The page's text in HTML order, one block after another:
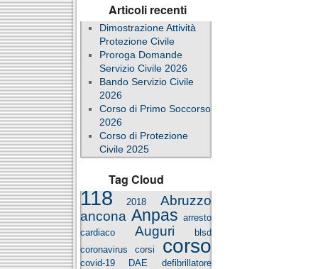
Articoli recenti
Dimostrazione Attività
Protezione Civile
Proroga Domande
Servizio Civile 2026
Bando Servizio Civile
2026
Corso di Primo Soccorso
2026
Corso di Protezione
Civile 2025
Tag Cloud
118 2018
Abruzzo
ancona Anpas arresto
cardiaco
Auguri
blsd
coronavirus
corsi corso
covid-19 DAE
defibrillatore